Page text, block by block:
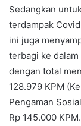
Sedangkan
terdampak
ini juga
terbagi ke
dengan total
128.979 KPM
Pengaman
Rp 145.000